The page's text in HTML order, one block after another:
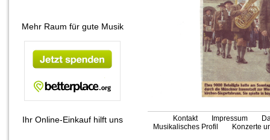
Mehr Raum für gute Musik
Ihr Online-Einkauf hilft uns Kontakt Impressum
Musikalisches Profil
Konzerte